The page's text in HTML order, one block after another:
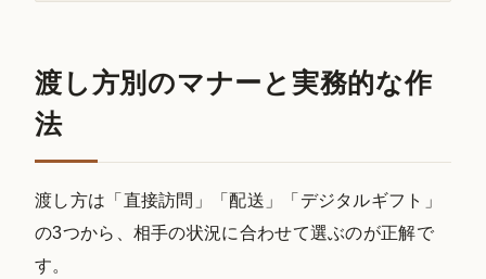
渡し方別のマナーと実務的な作
法
渡し方は「直接訪問」「配送」「デジタルギフト」
の3つから、相手の状況に合わせて選ぶのが正解で
す。